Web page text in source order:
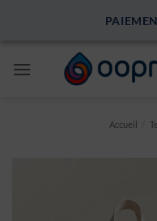
Accueil